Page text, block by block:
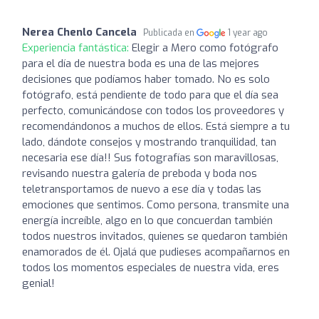
Nerea Chenlo Cancela Publicada en 1 year ago
Experiencia fantástica: Elegir a Mero como fotógrafo
para el día de nuestra boda es una de las mejores
decisiones que podíamos haber tomado. No es solo
fotógrafo, está pendiente de todo para que el día sea
perfecto, comunicándose con todos los proveedores y
recomendándonos a muchos de ellos. Está siempre a tu
lado, dándote consejos y mostrando tranquilidad, tan
necesaria ese día!! Sus fotografías son maravillosas,
revisando nuestra galería de preboda y boda nos
teletransportamos de nuevo a ese día y todas las
emociones que sentimos. Como persona, transmite una
energía increíble, algo en lo que concuerdan también
todos nuestros invitados, quienes se quedaron también
enamorados de él. Ojalá que pudieses acompañarnos en
todos los momentos especiales de nuestra vida, eres
genial!